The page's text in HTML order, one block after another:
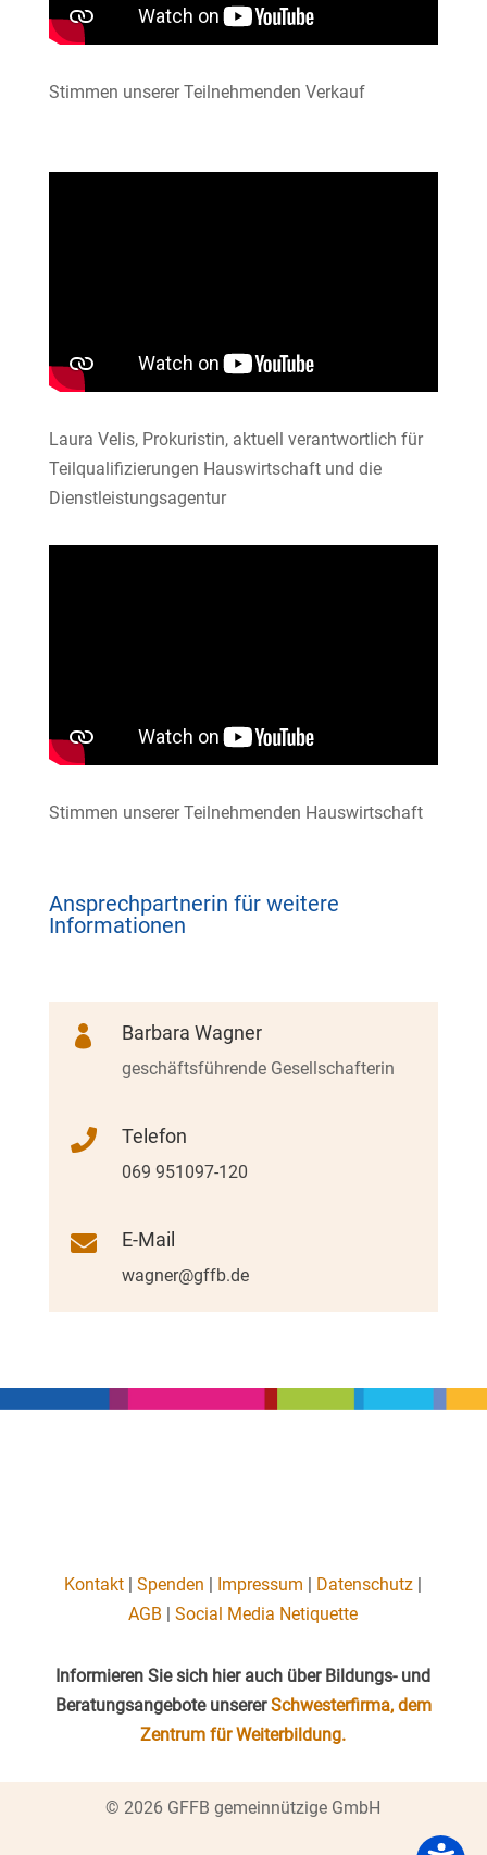
Stimmen unserer Teilnehmenden Verkauf
Laura Velis, Prokuristin, aktuell verantwortlich für
Teilqualifizierungen Hauswirtschaft und die
Dienstleistungsagentur
Stimmen unserer Teilnehmenden Hauswirtschaft
Ansprechpartnerin für weitere
Informationen
 Barbara Wagner
geschäftsführende Gesellschafterin
 Telefon
069 951097-120
 E-Mail
wagner@gffb.de
Kontakt |Spenden | Impressum | Datenschutz |
AGB |Social Media Netiquette
Informieren Sie sich hier auch über Bildungs- und
Beratungsangebote unsererSchwesterfirma, dem
Zentrum für Weiterbildung.
© 2026 GFFB gemeinnützige GmbH